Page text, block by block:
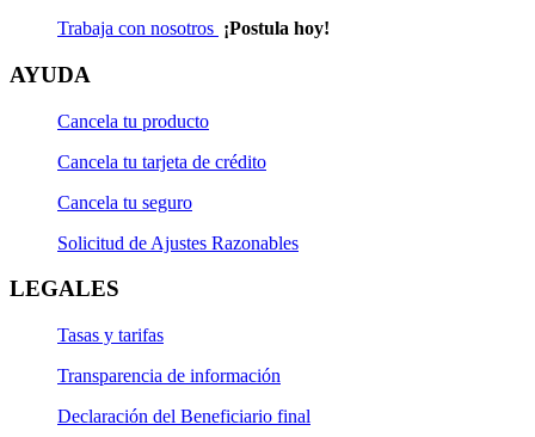
Trabaja con nosotros ¡Postula hoy!
AYUDA
Cancela tu producto
Cancela tu tarjeta de crédito
Cancela tu seguro
Solicitud de Ajustes Razonables
LEGALES
Tasas y tarifas
Transparencia de información
Declaración del Beneficiario final